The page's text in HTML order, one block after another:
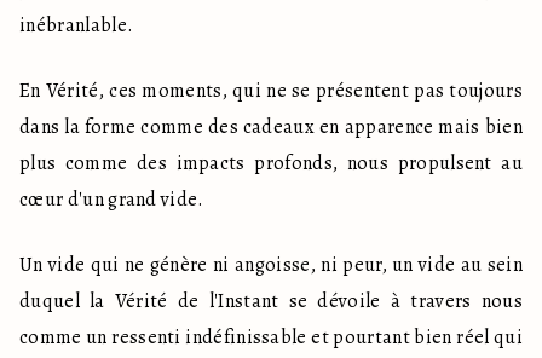
inébranlable.
En Vérité, ces moments, qui ne se présentent pas toujours
dans la forme comme des cadeaux en apparence mais bien
plus comme des impacts profonds, nous propulsent au
cœur d'un grand vide.
Un vide qui ne génère ni angoisse, ni peur, un vide au sein
duquel la Vérité de l'Instant se dévoile à travers nous
comme un ressenti indéfinissable et pourtant bien réel qui